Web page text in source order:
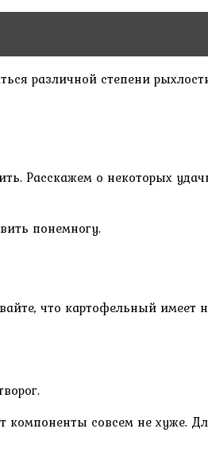
различной степени
Расскажем о некоторых
понемногу.
что картофельный имеет
компоненты совсем не хуже.